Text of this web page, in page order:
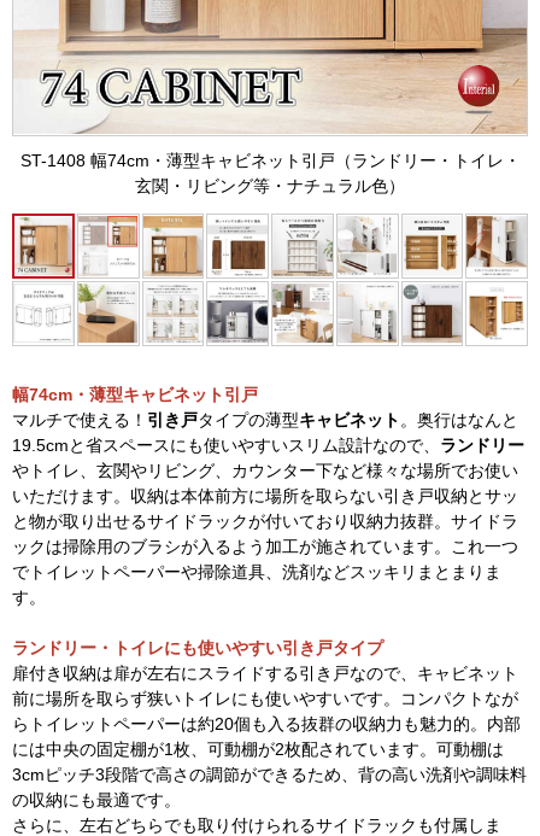
ST-1408 幅74cm・薄型キャビネット引戸（ランドリー・トイレ・
玄関・リビング等・ナチュラル色）
幅74cm・薄型キャビネット引戸
マルチで使える！ 引き戸タイプの薄型キャビネット 。奥行はなんと
19.5cmと省スペースにも使いやすいスリム設計なので、 ランドリー
やトイレ、玄関やリビング、カウンター下など様々な場所でお使い
いただけます。収納は本体前方に場所を取らない引き戸収納とサッ
と物が取り出せるサイドラックが付いており収納力抜群。サイドラ
ックは掃除用のブラシが入るよう加工が施されています。これ一つ
でトイレットペーパーや掃除道具、洗剤などスッキリまとまりま
す。
ランドリー・トイレにも使いやすい引き戸タイプ
扉付き収納は扉が左右にスライドする引き戸なので、キャビネット
前に場所を取らず狭いトイレにも使いやすいです。コンパクトなが
らトイレットペーパーは約20個も入る抜群の収納力も魅力的。内部
には中央の固定棚が1枚、可動棚が2枚配されています。可動棚は
3cmピッチ3段階で高さの調節ができるため、背の高い洗剤や調味料
の収納にも最適です。
さらに、左右どちらでも取り付けられるサイドラックも付属しま